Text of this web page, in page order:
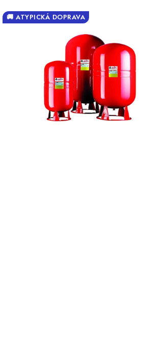
🚚 ATYPICKÁ DOPRAVA